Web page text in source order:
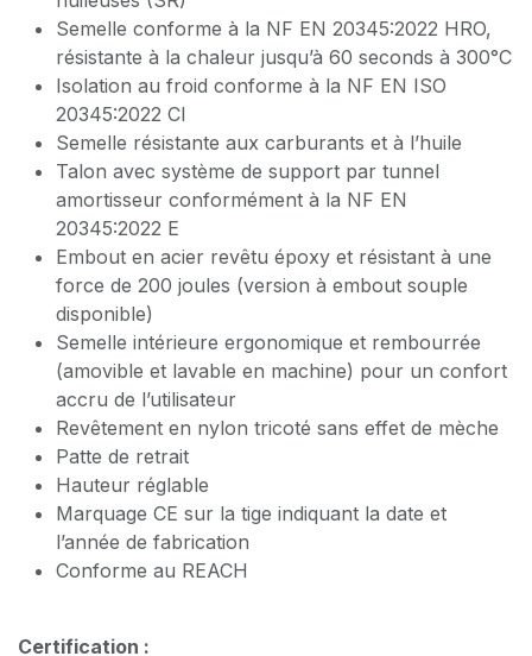
Semelle conforme à la NF EN 20345:2022 HRO,
résistante à la chaleur jusqu’à 60 seconds à 300°C
Isolation au froid conforme à la NF EN ISO
20345:2022 CI
Semelle résistante aux carburants et à l’huile
Talon avec système de support par tunnel
amortisseur conformément à la NF EN
20345:2022 E
Embout en acier revêtu époxy et résistant à une
force de 200 joules (version à embout souple
disponible)
Semelle intérieure ergonomique et rembourrée
(amovible et lavable en machine) pour un confort
accru de l’utilisateur
Revêtement en nylon tricoté sans effet de mèche
Patte de retrait
Hauteur réglable
Marquage CE sur la tige indiquant la date et
l’année de fabrication
Conforme au REACH
Certification :